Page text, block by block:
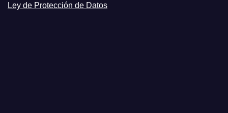
Ley de Protección de Datos